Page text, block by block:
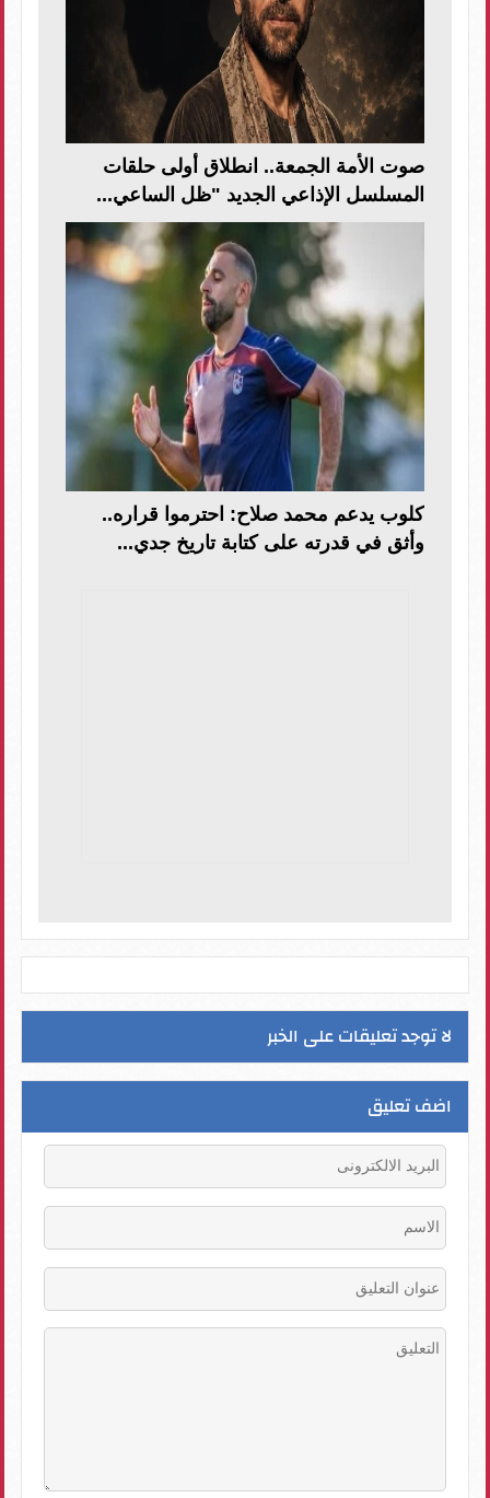
صوت الأمة الجمعة.. انطلاق أولى حلقات
المسلسل الإذاعي الجديد "ظل الساعي...
كلوب يدعم محمد صلاح: احترموا قراره..
وأثق في قدرته على كتابة تاريخ جدي...
لا توجد تعليقات على الخبر
اضف تعليق